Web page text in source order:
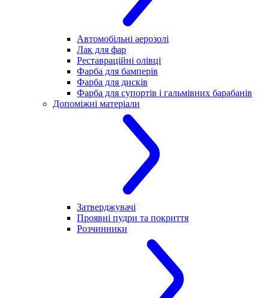
Автомобільні аерозолі
Лак для фар
Реставраційні олівці
Фарба для бамперів
Фарба для дисків
Фарба для супортів і гальмівних барабанів
Допоміжні матеріали
Затверджувачі
Проявні пудри та покриття
Розчинники